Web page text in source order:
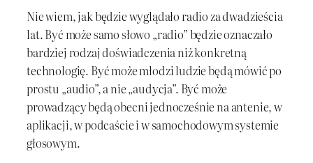
Nie wiem, jak będzie wyglądało radio za dwadzieścia
lat. Być może samo słowo „radio” będzie oznaczało
bardziej rodzaj doświadczenia niż konkretną
technologię. Być może młodzi ludzie będą mówić po
prostu „audio”, a nie „audycja”. Być może
prowadzący będą obecni jednocześnie na antenie, w
aplikacji, w podcaście i w samochodowym systemie
głosowym.